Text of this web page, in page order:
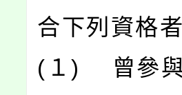
合下列資格
(１) 曾參與